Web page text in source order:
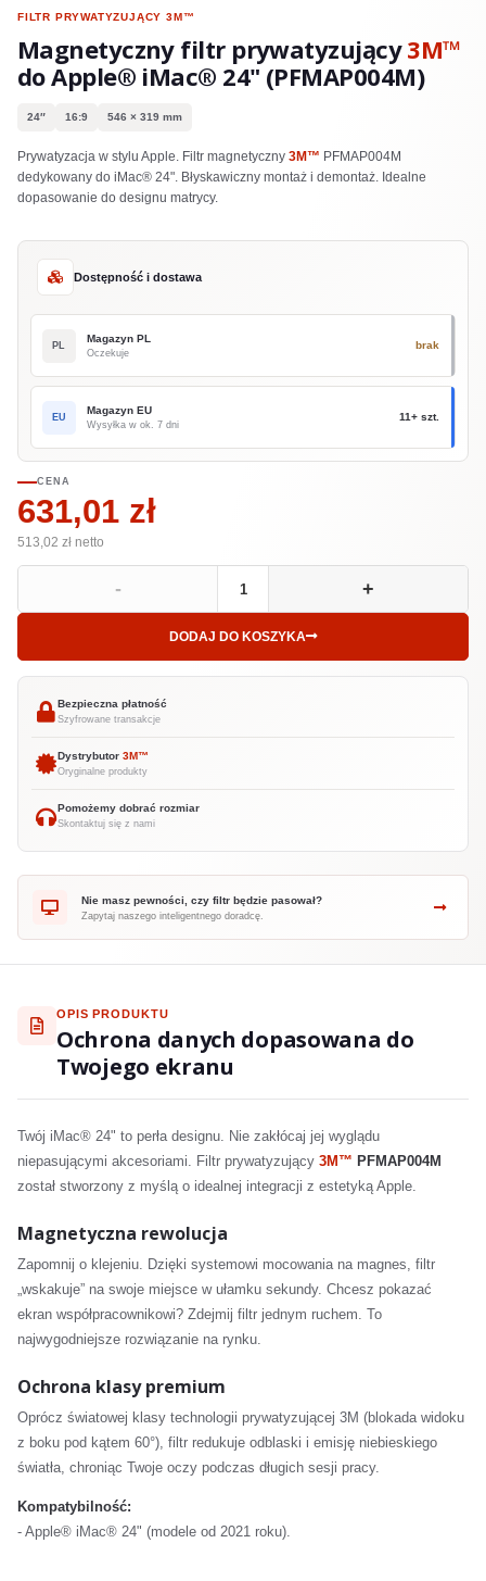
Nie masz pewności, czy filtr będzie pasował?
Zapytaj naszego inteligentnego doradcę.
FILTR PRYWATYZUJĄCY3M™
Magnetyczny filtr prywatyzujący3M™
do Apple® iMac® 24" (PFMAP004M)
24″ 16:9 546 × 319 mm
Prywatyzacja w stylu Apple. Filtr magnetyczny 3M™ PFMAP004M
dedykowany do iMac® 24". Błyskawiczny montaż i demontaż. Idealne
dopasowanie do designu matrycy.
Dostępność i dostawa
PL
Magazyn PL
Oczekuje
brak
EU
Magazyn EU
Wysyłka w ok. 7 dni
11+ szt.
CENA
631,01 zł
513,02 zł netto
- +
DODAJ DO KOSZYKA
Bezpieczna płatność
Szyfrowane transakcje
Dystrybutor 3M™
Oryginalne produkty
Pomożemy dobrać rozmiar
Skontaktuj się z nami
OPIS PRODUKTU
Ochrona danych dopasowana do
Twojego ekranu
Twój iMac® 24" to perła designu. Nie zakłócaj jej wyglądu
niepasującymi akcesoriami. Filtr prywatyzujący 3M™ PFMAP004M
został stworzony z myślą o idealnej integracji z estetyką Apple.
Magnetyczna rewolucja
Zapomnij o klejeniu. Dzięki systemowi mocowania na magnes, filtr
„wskakuje” na swoje miejsce w ułamku sekundy. Chcesz pokazać
ekran współpracownikowi? Zdejmij filtr jednym ruchem. To
najwygodniejsze rozwiązanie na rynku.
Ochrona klasy premium
Oprócz światowej klasy technologii prywatyzującej 3M (blokada widoku
z boku pod kątem 60°), filtr redukuje odblaski i emisję niebieskiego
światła, chroniąc Twoje oczy podczas długich sesji pracy.
Kompatybilność:
- Apple® iMac® 24" (modele od 2021 roku).